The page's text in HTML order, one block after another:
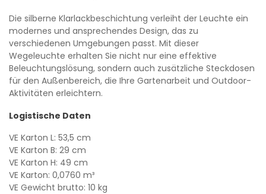
Die silberne Klarlackbeschichtung verleiht der Leuchte ein
modernes und ansprechendes Design, das zu
verschiedenen Umgebungen passt. Mit dieser
Wegeleuchte erhalten Sie nicht nur eine effektive
Beleuchtungslösung, sondern auch zusätzliche Steckdosen
für den Außenbereich, die Ihre Gartenarbeit und Outdoor-
Aktivitäten erleichtern.
Logistische Daten
VE Karton L: 53,5 cm
VE Karton B: 29 cm
VE Karton H: 49 cm
VE Karton: 0,0760 m³
VE Gewicht brutto: 10 kg